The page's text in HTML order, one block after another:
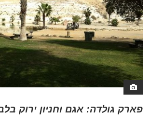
פארק גולדה: אגם וחניון ירוק